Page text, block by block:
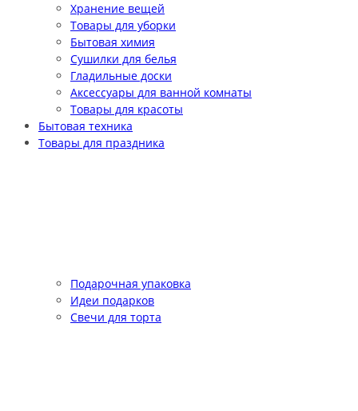
Хранение вещей
Товары для уборки
Бытовая химия
Сушилки для белья
Гладильные доски
Аксессуары для ванной комнаты
Товары для красоты
Бытовая техника
Товары для праздника
Подарочная упаковка
Идеи подарков
Свечи для торта